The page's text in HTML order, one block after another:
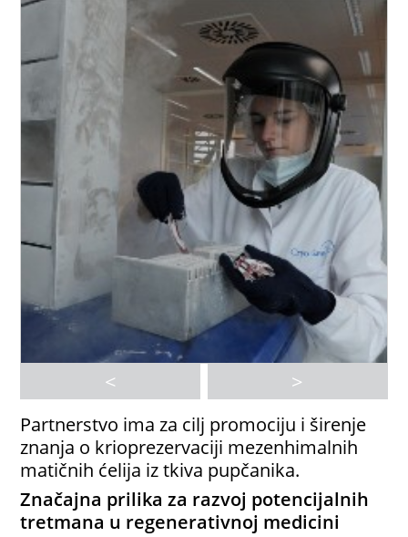
< >
Partnerstvo ima za cilj promociju i širenje
znanja o krioprezervaciji mezenhimalnih
matičnih ćelija iz tkiva pupčanika.
Značajna prilika za razvoj potencijalnih
tretmana u regenerativnoj medicini